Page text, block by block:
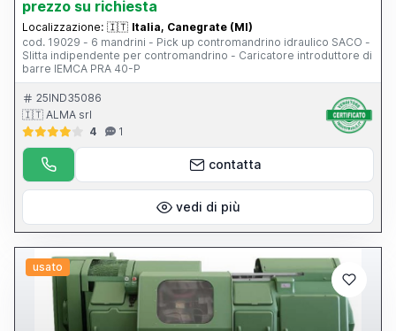
prezzo su richiesta
Localizzazione: 🇮🇹 Italia, Canegrate (MI)
cod. 19029 - 6 mandrini - Pick up contromandrino idraulico SACO -
Slitta indipendente per contromandrino - Caricatore introduttore di
barre IEMCA PRA 40-P
25IND35086
🇮🇹 ALMA srl
4
1
contatta
vedi di più
usato